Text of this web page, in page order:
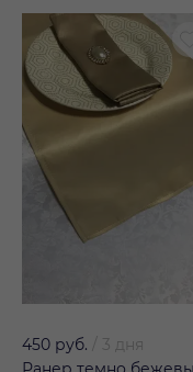
450 руб.
3 дня